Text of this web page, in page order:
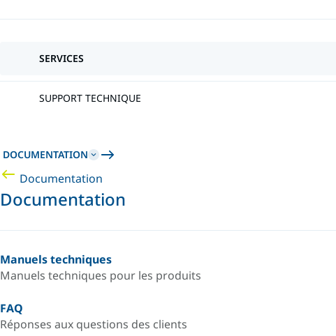
SERVICES
SUPPORT TECHNIQUE
DOCUMENTATION
Documentation
Documentation
Manuels techniques
Manuels techniques pour les produits
FAQ
Réponses aux questions des clients